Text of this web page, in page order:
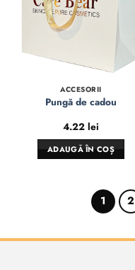
ACCESORII
Pungă de cadou
4.22 lei
ADAUGĂ ÎN COȘ
1 2